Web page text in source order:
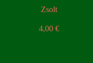
Zsolt
4,00 €